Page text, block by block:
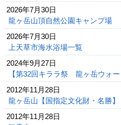
2026年7月30日
龍ヶ岳山頂自然公園キャンプ場
2026年7月30日
上天草市海水浴場一覧
2024年9月27日
【第32回キララ祭 龍ヶ岳ウォ
2012年11月28日
龍ヶ岳山【国指定文化財・名勝】
2012年11月28日